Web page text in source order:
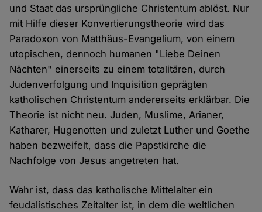
und Staat das ursprüngliche Christentum ablöst. Nur
mit Hilfe dieser Konvertierungstheorie wird das
Paradoxon von Matthäus-Evangelium, von einem
utopischen, dennoch humanen "Liebe Deinen
Nächten" einerseits zu einem totalitären, durch
Judenverfolgung und Inquisition geprägten
katholischen Christentum andererseits erklärbar. Die
Theorie ist nicht neu. Juden, Muslime, Arianer,
Katharer, Hugenotten und zuletzt Luther und Goethe
haben bezweifelt, dass die Papstkirche die
Nachfolge von Jesus angetreten hat.
Wahr ist, dass das katholische Mittelalter ein
feudalistisches Zeitalter ist, in dem die weltlichen